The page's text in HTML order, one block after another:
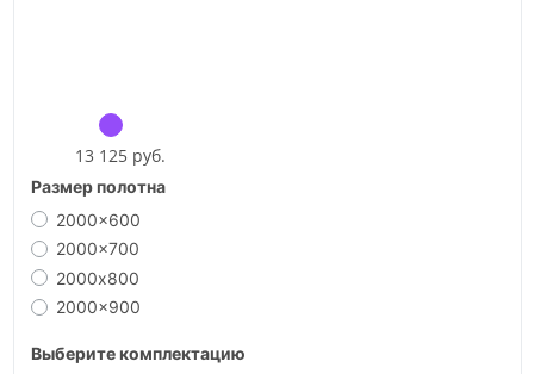
13 125 руб.
Размер полотна
2000x600
2000x700
2000х800
2000x900
Выберите комплектацию